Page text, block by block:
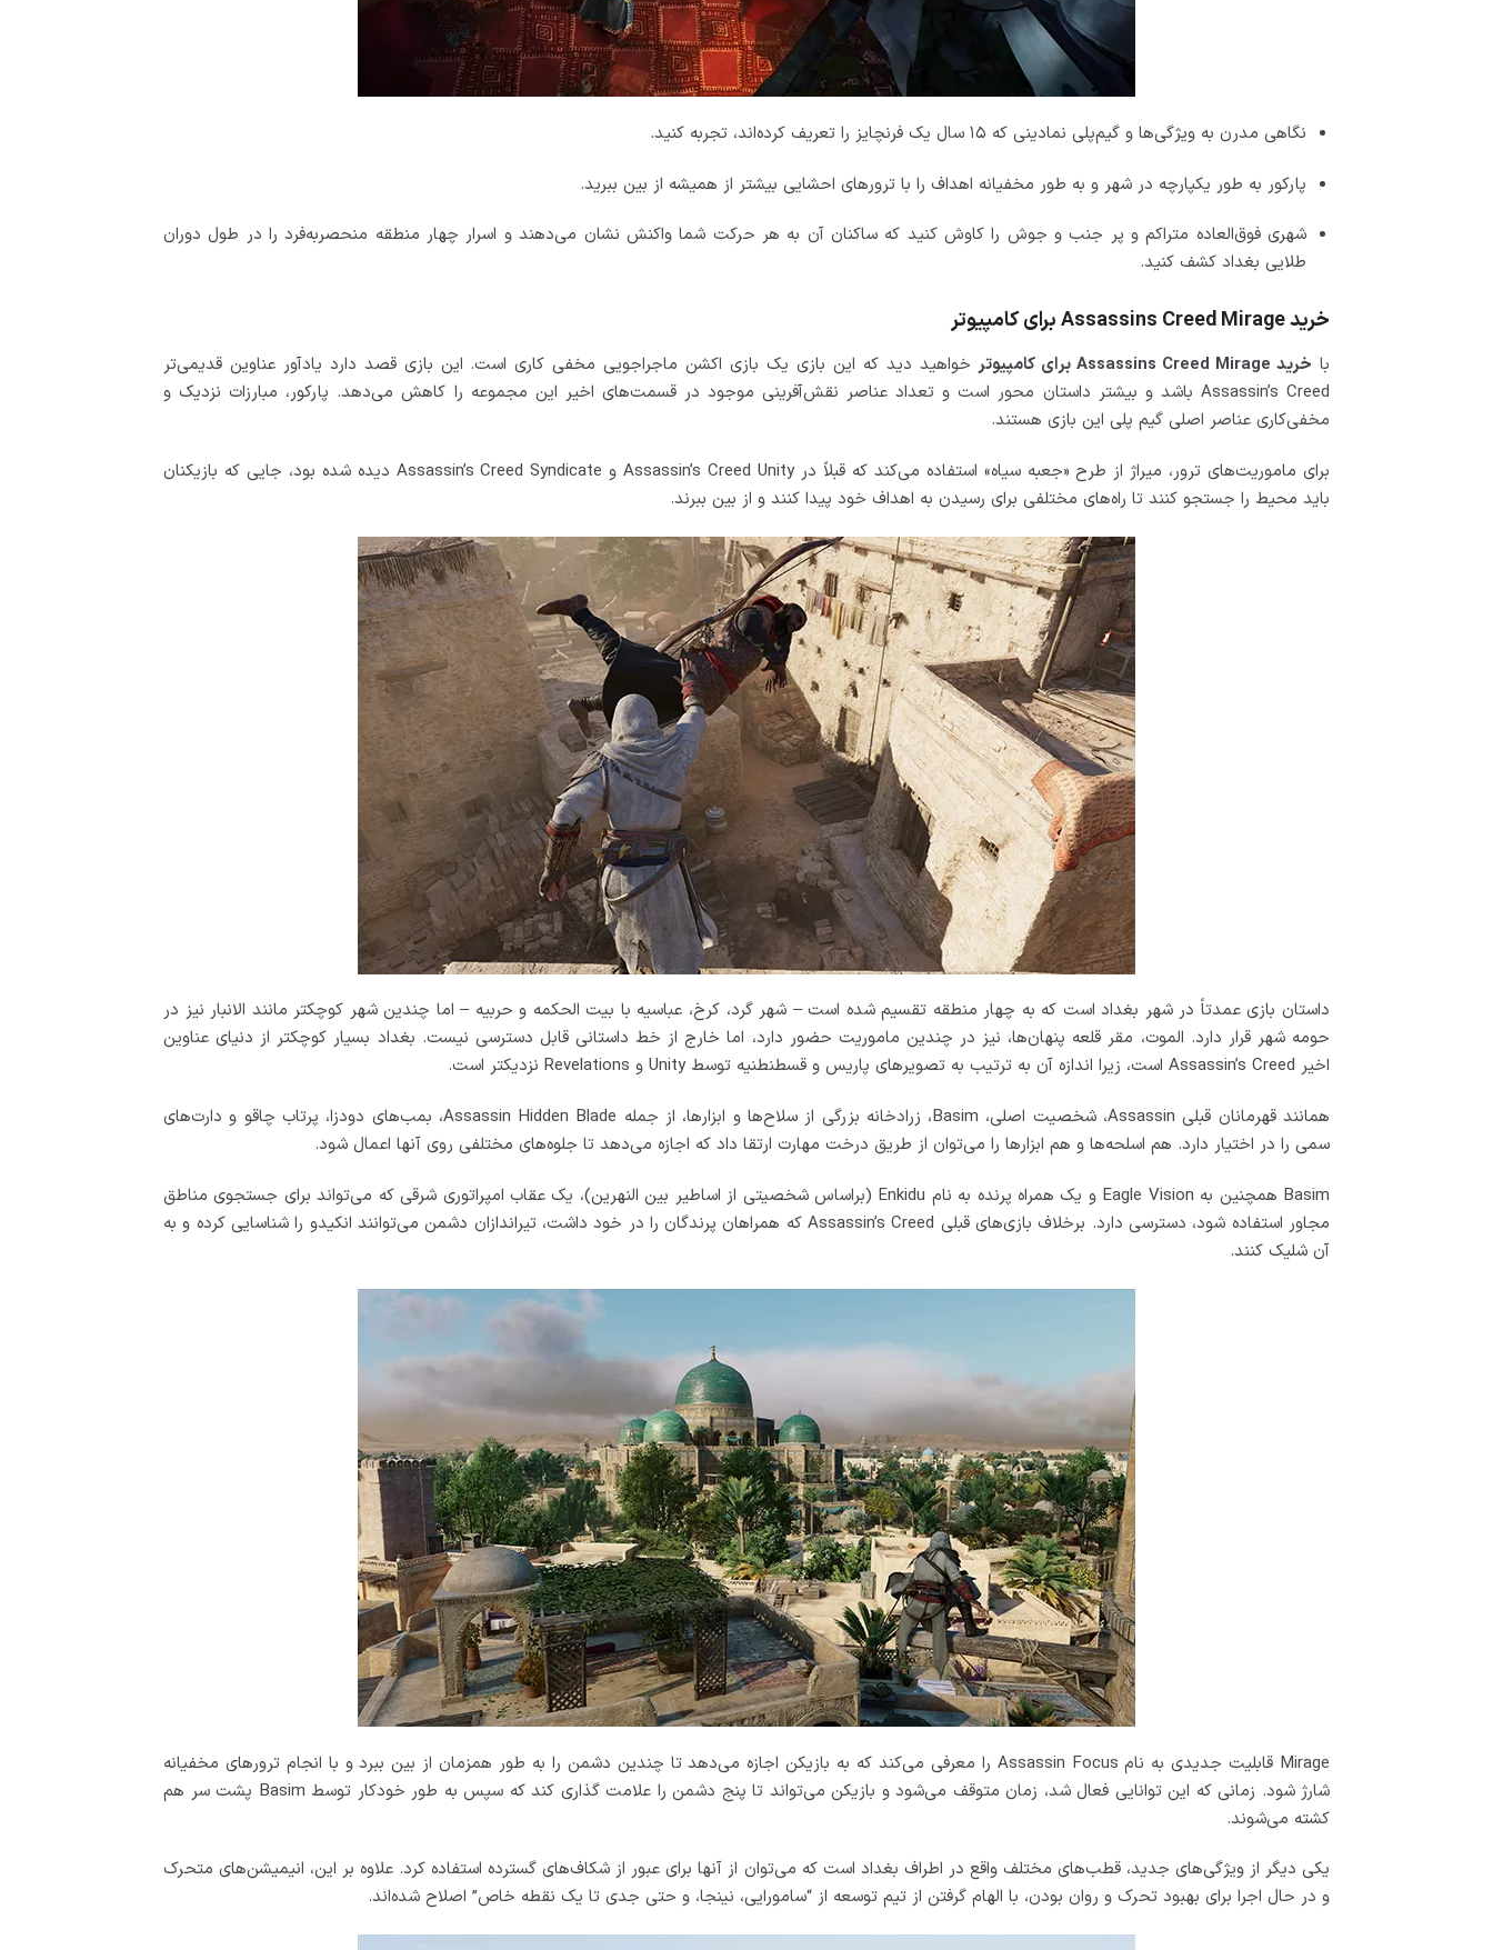
نگاهی مدرن به ویژگی‌ها و گیم‌پلی نمادینی که ۱۵ سال یک فرنچایز را تعریف کرده‌اند، تجربه کنید.
پارکور به طور یکپارچه در شهر و به طور مخفیانه اهداف را با ترورهای احشایی بیشتر از همیشه از بین ببرید.
شهری فوق‌العاده متراکم و پر جنب و جوش را کاوش کنید که ساکنان آن به هر حرکت شما واکنش نشان می‌دهند و اسرار چهار منطقه منحصربه‌فرد را در طول دوران
طلایی بغداد کشف کنید.
خرید Assassins Creed Mirage برای کامپیوتر
با خرید Assassins Creed Mirage برای کامپیوتر
خواهید دید که این بازی یک بازی اکشن ماجراجویی مخفی کاری است. این بازی قصد دارد یادآور عناوین قدیمی‌تر
Assassin’s Creed باشد و بیشتر داستان محور است و تعداد عناصر نقش‌آفرینی موجود در قسمت‌های اخیر این مجموعه را کاهش می‌دهد. پارکور، مبارزات نزدیک و
مخفی‌کاری عناصر اصلی گیم پلی این بازی هستند.
برای ماموریت‌های ترور، میراژ از طرح «جعبه سیاه» استفاده می‌کند که قبلاً در Assassin’s Creed Unity و Assassin’s Creed Syndicate دیده شده بود، جایی که بازیکنان
باید محیط را جستجو کنند تا راه‌های مختلفی برای رسیدن به اهداف خود پیدا کنند و از بین ببرند.
داستان بازی عمدتاً در شهر بغداد است که به چهار منطقه تقسیم شده است – شهر گرد، کرخ، عباسیه با بیت الحکمه و حربیه – اما چندین شهر کوچکتر مانند الانبار نیز در
حومه شهر قرار دارد. الموت، مقر قلعه پنهان‌ها، نیز در چندین ماموریت حضور دارد، اما خارج از خط داستانی قابل دسترسی نیست. بغداد بسیار کوچکتر از دنیای عناوین
اخیر Assassin’s Creed است، زیرا اندازه آن به ترتیب به تصویرهای پاریس و قسطنطنیه توسط Unity و Revelations نزدیکتر است.
همانند قهرمانان قبلی Assassin، شخصیت اصلی، Basim، زرادخانه بزرگی از سلاح‌ها و ابزارها، از جمله Assassin Hidden Blade، بمب‌های دودزا، پرتاب چاقو و دارت‌های
سمی را در اختیار دارد. هم اسلحه‌ها و هم ابزارها را می‌توان از طریق درخت مهارت ارتقا داد که اجازه می‌دهد تا جلوه‌های مختلفی روی آنها اعمال شود.
Basim همچنین به Eagle Vision و یک همراه پرنده به نام Enkidu (براساس شخصیتی از اساطیر بین النهرین)، یک عقاب امپراتوری شرقی که می‌تواند برای جستجوی مناطق
مجاور استفاده شود، دسترسی دارد. برخلاف بازی‌های قبلی Assassin’s Creed که همراهان پرندگان را در خود داشت، تیراندازان دشمن می‌توانند انکیدو را شناسایی کرده و به
آن شلیک کنند.
Mirage قابلیت جدیدی به نام Assassin Focus را معرفی می‌کند که به بازیکن اجازه می‌دهد تا چندین دشمن را به طور همزمان از بین ببرد و با انجام ترورهای مخفیانه
شارژ شود. زمانی که این توانایی فعال شد، زمان متوقف می‌شود و بازیکن می‌تواند تا پنج دشمن را علامت گذاری کند که سپس به طور خودکار توسط Basim پشت سر هم
کشته می‌شوند.
یکی دیگر از ویژگی‌های جدید، قطب‌های مختلف واقع در اطراف بغداد است که می‌توان از آنها برای عبور از شکاف‌های گسترده استفاده کرد. علاوه بر این، انیمیشن‌های متحرک
و در حال اجرا برای بهبود تحرک و روان بودن، با الهام گرفتن از تیم توسعه از “سامورایی، نینجا، و حتی جدی تا یک نقطه خاص” اصلاح شده‌اند.